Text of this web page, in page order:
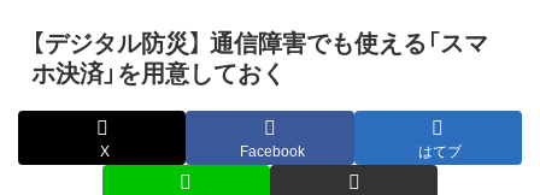
【デジタル防災】 通信障害でも使える「スマ
ホ決済」を用意しておく
X Facebook はてブ